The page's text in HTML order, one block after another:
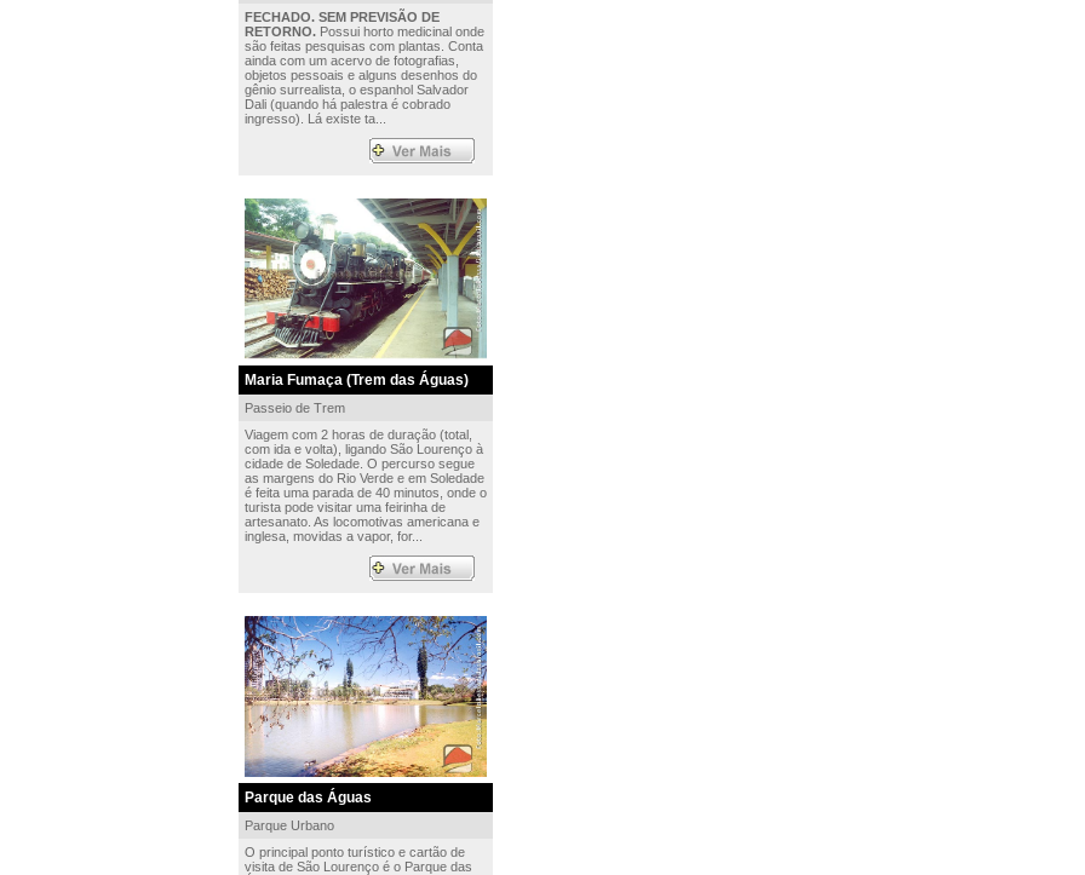
FECHADO. SEM PREVISÃO DE
RETORNO.Possui horto medicinal onde
são feitas pesquisas com plantas. Conta
ainda com um acervo de fotografias,
objetos pessoais e alguns desenhos do
gênio surrealista, o espanhol Salvador
Dali (quando há palestra é cobrado
ingresso). Lá existe ta...
Maria Fumaça (Trem das Águas)
Passeio de Trem
Viagem com 2 horas de duração (total,
com ida e volta), ligando São Lourenço à
cidade de Soledade. O percurso segue
as margens do Rio Verde e em Soledade
é feita uma parada de 40 minutos, onde o
turista pode visitar uma feirinha de
artesanato. As locomotivas americana e
inglesa, movidas a vapor, for...
Parque das Águas
Parque Urbano
O principal ponto turístico e cartão de
visita de São Lourenço é o Parque das